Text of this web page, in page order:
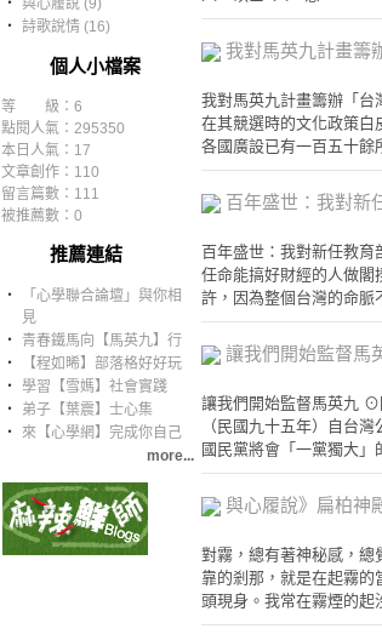
‧ 與心履說 (9)
‧ 詩歌說情 (16)
個人小檔案
等 級：6
點閱人氣：295350
本日人氣：17
文章創作：110
留言篇數：111
被推薦數： 0
推薦連結
‧
「心學聯合論壇」與你相
見
‧
青春鐵馬向【馬英九】行
‧
【程如晞】部落格好好玩
‧ 學習【雪媽】社會實踐
‧
弟子【葉震】士心集
‧ 來【心學網】完成你自己
more...
我對馬英九計畫籌
我對馬英九計畫籌辦「
在其競選時的文化政策白
各國廣設已有一百五十餘
百年盛世：我對新
百年盛世：我對新任教
任命能搞好財經的人做閣
許，因為整個台灣的命脈
讓我們開始監督馬
讓我們開始監督馬英九 ⊙
（民國九十五年）自台
國民黨將會「一黨獨大」
與心履說》扁柏神
對霧，總有著神秘感，總
靠的剎那，就是在起霧
頭現身。我常在霧煙的起